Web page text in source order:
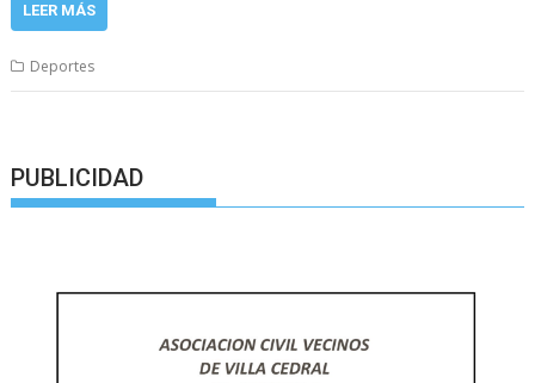
LEER MÁS
Deportes
PUBLICIDAD